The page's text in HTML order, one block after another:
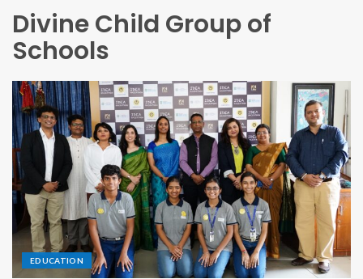
Divine Child Group of
Schools
EDUCATION